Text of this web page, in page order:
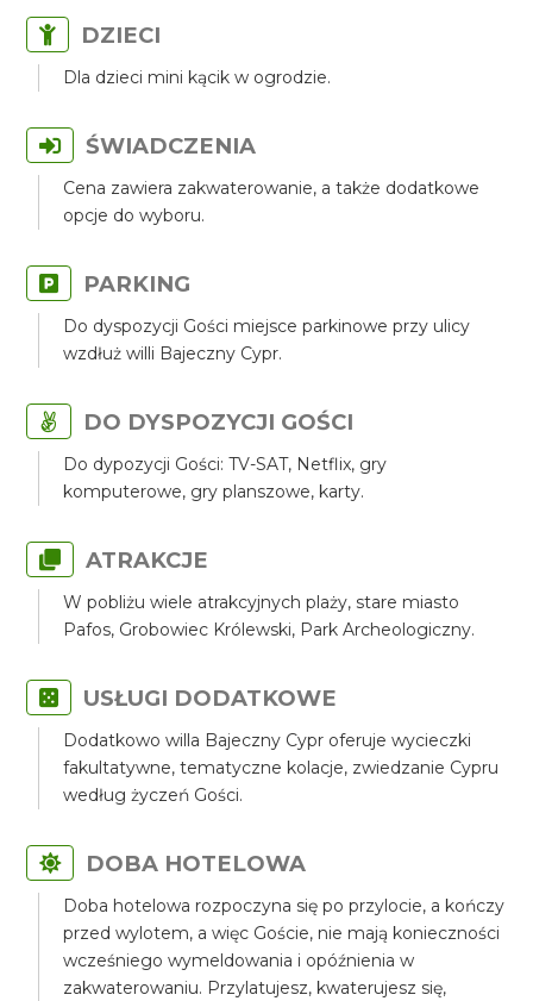
DZIECI
Dla dzieci mini kącik w ogrodzie.
ŚWIADCZENIA
Cena zawiera zakwaterowanie, a także dodatkowe
opcje do wyboru.
PARKING
Do dyspozycji Gości miejsce parkinowe przy ulicy
wzdłuż willi Bajeczny Cypr.
DO DYSPOZYCJI GOŚCI
Do dypozycji Gości: TV-SAT, Netflix, gry
komputerowe, gry planszowe, karty.
ATRAKCJE
W pobliżu wiele atrakcyjnych plaży, stare miasto
Pafos, Grobowiec Królewski, Park Archeologiczny.
USŁUGI DODATKOWE
Dodatkowo willa Bajeczny Cypr oferuje wycieczki
fakultatywne, tematyczne kolacje, zwiedzanie Cypru
według życzeń Gości.
DOBA HOTELOWA
Doba hotelowa rozpoczyna się po przylocie, a kończy
przed wylotem, a więc Goście, nie mają konieczności
wcześniego wymeldowania i opóźnienia w
zakwaterowaniu. Przylatujesz, kwaterujesz się,